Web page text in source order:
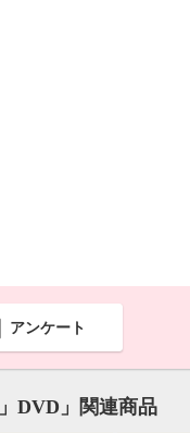
アンケート
DVD」関連商品